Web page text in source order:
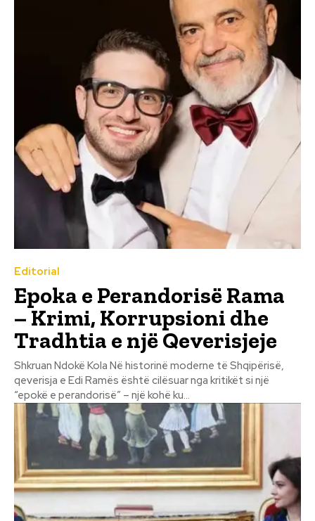
Editorial
Epoka e Perandorisë Rama
– Krimi, Korrupsioni dhe
Tradhtia e një Qeverisjeje
Shkruan Ndokë Kola Në historinë moderne të Shqipërisë,
qeverisja e Edi Ramës është cilësuar nga kritikët si një
“epokë e perandorisë” – një kohë ku...